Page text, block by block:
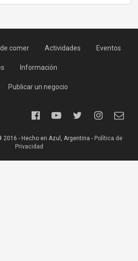
comer Actividades Eventos
Información
Publicar un negocio
2016 - Hecho en Azul, Argentina - Política de
Privacidad